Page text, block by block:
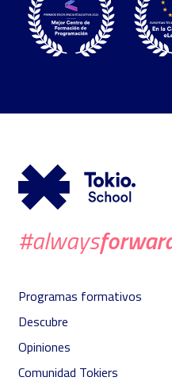
#always
Programas formativos
Descubre
Opiniones
Comunidad Tokiers